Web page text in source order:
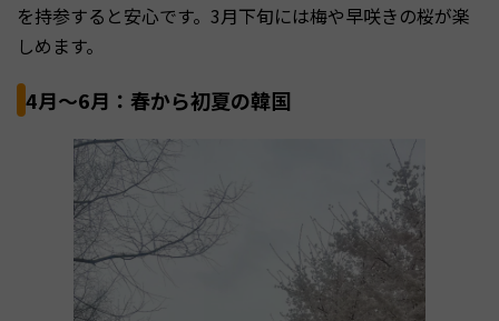
を持参すると安心です。3月下旬には梅や早咲きの桜が楽
しめます。
4月〜6月：春から初夏の韓国